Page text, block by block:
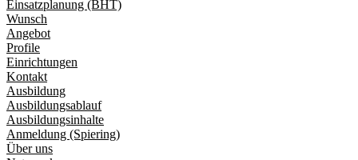
Einsatzplanung (BHT)
Wunsch
Angebot
Profile
Einrichtungen
Kontakt
Ausbildung
Ausbildungsablauf
Ausbildungsinhalte
Anmeldung (Spiering)
Über uns